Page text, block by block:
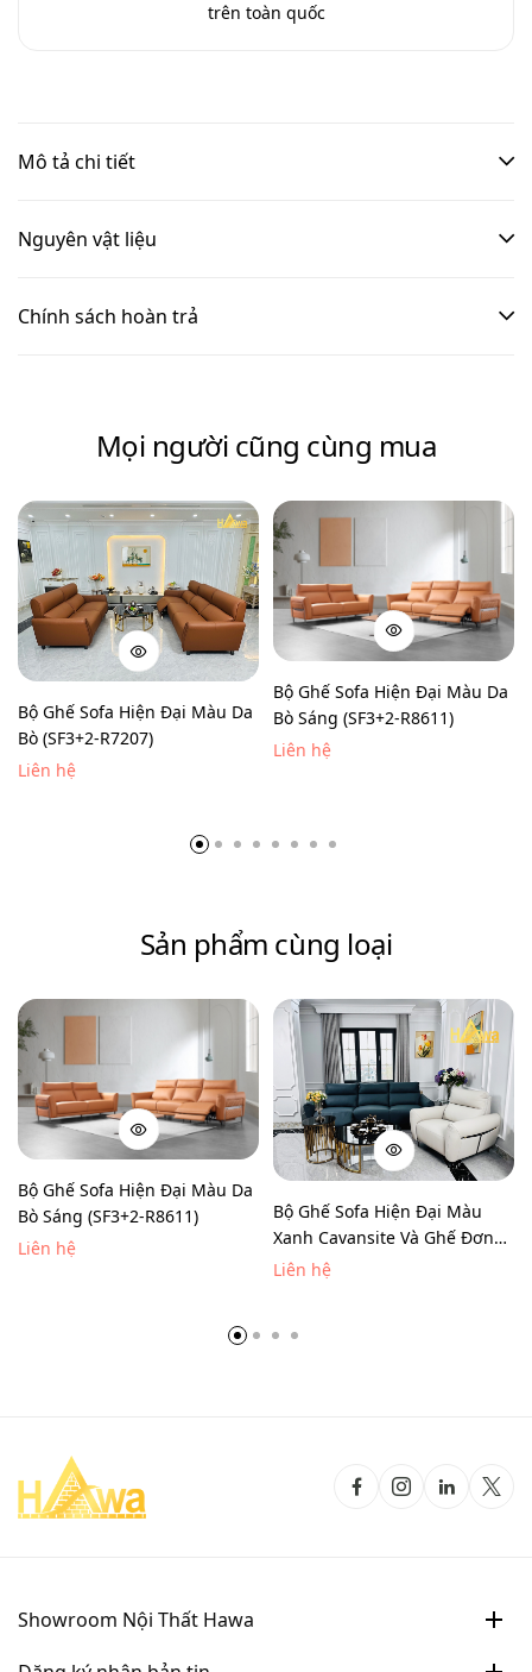
trên toàn quốc
Mô tả chi tiết
Nguyên vật liệu
Chính sách hoàn trả
Mọi người cũng cùng mua
Bộ Ghế Sofa Hiện Đại Màu Da
Bò (SF3+2-R7207)
Liên hệ
Bộ Ghế Sofa Hiện Đại Màu Da
Bò Sáng (SF3+2-R8611)
Liên hệ
Sản phẩm cùng loại
Bộ Ghế Sofa Hiện Đại Màu Da
Bò Sáng (SF3+2-R8611)
Liên hệ
Bộ Ghế Sofa Hiện Đại Màu
Xanh Cavansite Và Ghế Đơn
Màu Kem (SF3+1-R8602)
Liên hệ
Showroom Nội Thất Hawa